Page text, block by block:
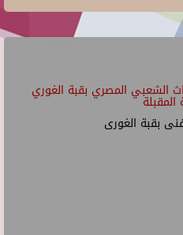
الشعبي المصري بقبة الغوري
المقبلة
بقبة الغورى